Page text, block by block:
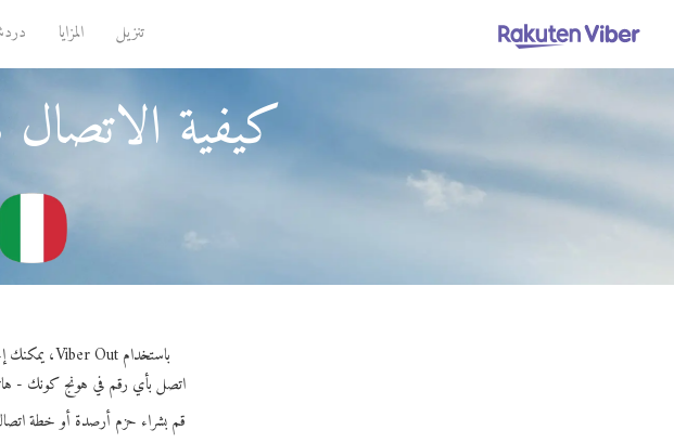
تنزيل المزايا
كيفية
باستخدام Viber Out، يمكنك إجراء مكالمات عالية الجودة إلى هونج كونك من إيطاليا.
اتصل بأي رقم في هونج كونك - هاتف أرضي
قم بشراء حزم أرصدة أو خطة